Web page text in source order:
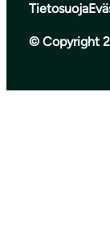
Tietosuoja
© Copyright